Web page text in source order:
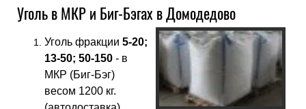
Уголь в МКР и Биг-Бэгах в Домодедово
Уголь фракции 5-20;
13-50; 50-150 - в
МКР (Биг-Бэг)
весом 1200 кг.